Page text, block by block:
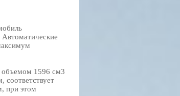
объемом 1596 см3
соответствует
при этом